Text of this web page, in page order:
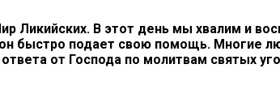
Ликийских. В этот день мы хвалим и
быстро подает свою помощь. Многие
от Господа по молитвам святых